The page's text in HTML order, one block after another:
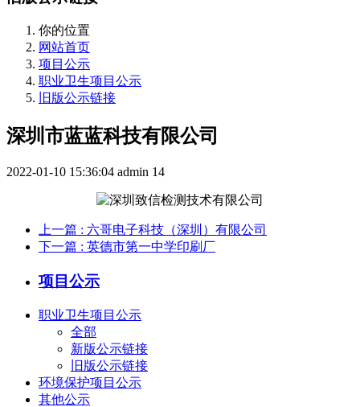
你的位置
网站首页
项目公示
职业卫生项目公示
旧版公示链接
深圳市蓝蓝科技有限公司
2022-01-10 15:36:04 admin 14
上一篇 : 六哥电子科技（深圳）有限公司
下一篇 : 英德市第一中学印刷厂
项目公示
职业卫生项目公示
全部
新版公示链接
旧版公示链接
环境保护项目公示
其他公示